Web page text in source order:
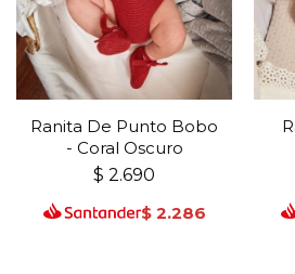
Ranita De Punto Bobo
- Coral Oscuro
$ 2.690
$ 2.286